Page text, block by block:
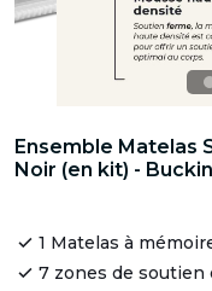
Ensemble Matelas
Noir (en kit) -
1 Matelas à
7 zones de soutien